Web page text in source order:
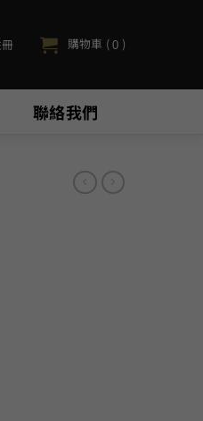
購物車 ( 0 )
聯絡我們